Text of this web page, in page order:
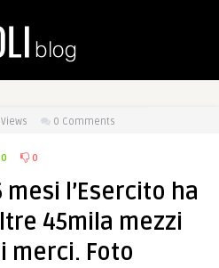
Views 0 Comments
0
mesi l’Esercito ha
45mila mezzi
merci. Foto